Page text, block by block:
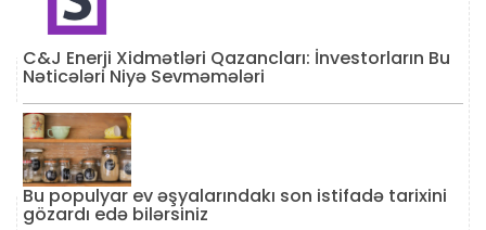
C&J Enerji Xidmətləri Qazancları: İnvestorların Bu
Nəticələri Niyə Sevməmələri
Bu populyar ev əşyalarındakı son istifadə tarixini
gözardı edə bilərsiniz